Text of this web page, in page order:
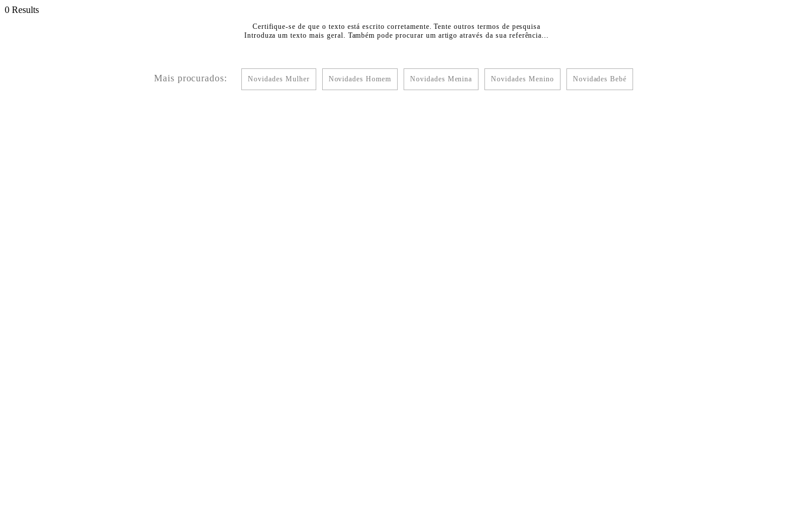
0 Results
Certifique-se de que o texto está escrito corretamente. Tente outros termos de pesquisa
Introduza um texto mais geral. Também pode procurar um artigo através da sua referência...
Mais procurados: Novidades Mulher Novidades Homem Novidades Menina Novidades Menino Novidades Bebé